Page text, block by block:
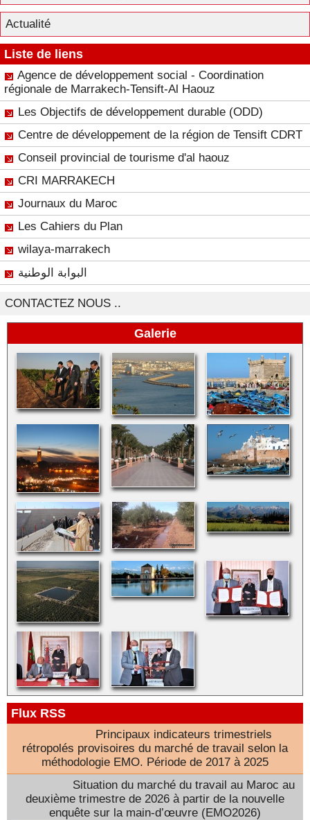
Actualité
Liste de liens
Agence de développement social - Coordination
régionale de Marrakech-Tensift-Al Haouz
Les Objectifs de développement durable (ODD)
Centre de développement de la région de Tensift CDRT
Conseil provincial de tourisme d'al haouz
CRI MARRAKECH
Journaux du Maroc
Les Cahiers du Plan
wilaya-marrakech
البوابة الوطنية
CONTACTEZ NOUS ..
Galerie
Flux RSS
Principaux indicateurs trimestriels
rétropolés provisoires du marché de travail selon la
méthodologie EMO. Période de 2017 à 2025
Situation du marché du travail au Maroc au
deuxième trimestre de 2026 à partir de la nouvelle
enquête sur la main-d’œuvre (EMO2026)